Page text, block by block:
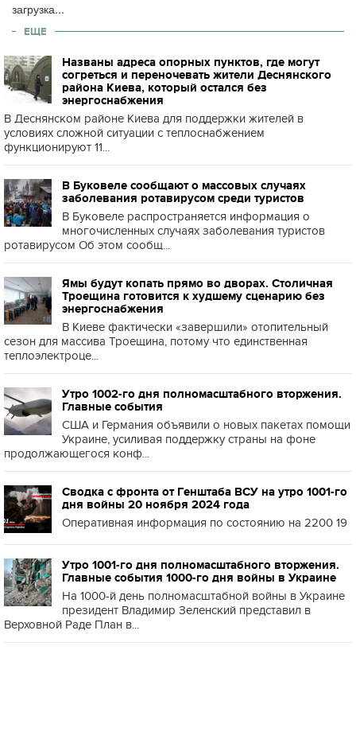
загрузка...
ЕЩЕ
Названы адреса опорных пунктов, где могут
согреться и переночевать жители Деснянского
района Киева, который остался без
энергоснабжения
В Деснянском районе Киева для поддержки жителей в
условиях сложной ситуации с теплоснабжением
функционируют 11...
В Буковеле сообщают о массовых случаях
заболевания ротавирусом среди туристов
В Буковеле распространяется информация о
многочисленных случаях заболевания туристов
ротавирусом Об этом сообщ...
Ямы будут копать прямо во дворах. Столичная
Троещина готовится к худшему сценарию без
энергоснабжения
В Киеве фактически «завершили» отопительный
сезон для массива Троещина, потому что единственная
теплоэлектроце...
Утро 1002-го дня полномасштабного вторжения.
Главные события
США и Германия объявили о новых пакетах помощи
Украине, усиливая поддержку страны на фоне
продолжающегося конф...
Сводка с фронта от Генштаба ВСУ на утро 1001-го
дня войны 20 ноября 2024 года
Оперативная информация по состоянию на 2200 19
Утро 1001-го дня полномасштабного вторжения.
Главные события 1000-го дня войны в Украине
На 1000-й день полномасштабной войны в Украине
президент Владимир Зеленский представил в
Верховной Раде План в...